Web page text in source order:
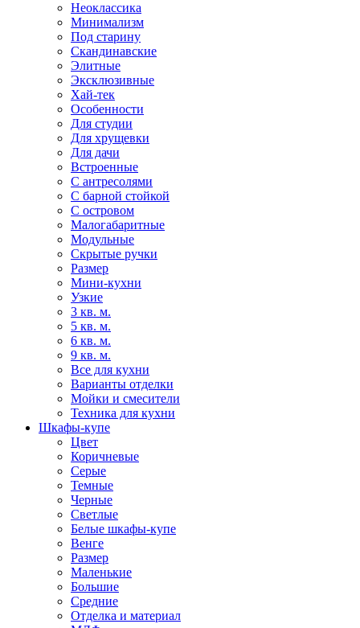
Неоклассика
Минимализм
Под старину
Скандинавские
Элитные
Эксклюзивные
Хай-тек
Особенности
Для студии
Для хрущевки
Для дачи
Встроенные
С антресолями
С барной стойкой
С островом
Малогабаритные
Модульные
Скрытые ручки
Размер
Мини-кухни
Узкие
3 кв. м.
5 кв. м.
6 кв. м.
9 кв. м.
Все для кухни
Варианты отделки
Мойки и смесители
Техника для кухни
Шкафы-купе
Цвет
Коричневые
Серые
Темные
Черные
Светлые
Белые шкафы-купе
Венге
Размер
Маленькие
Большие
Средние
Отделка и материал